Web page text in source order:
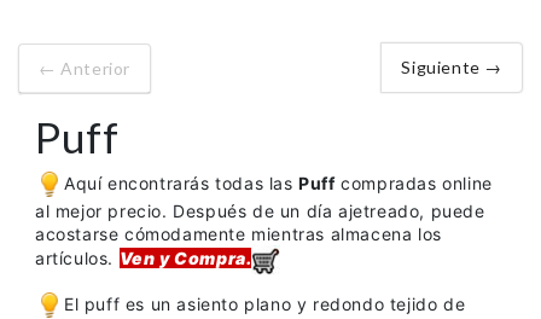
← Anterior Siguiente →
Puff
Aquí encontrarás todas lasPuffcompradas online
al mejor precio. Después de un día ajetreado, puede
acostarse cómodamente mientras almacena los
artículos. Ven y Compra.
El puff es un asiento plano y redondo tejido de